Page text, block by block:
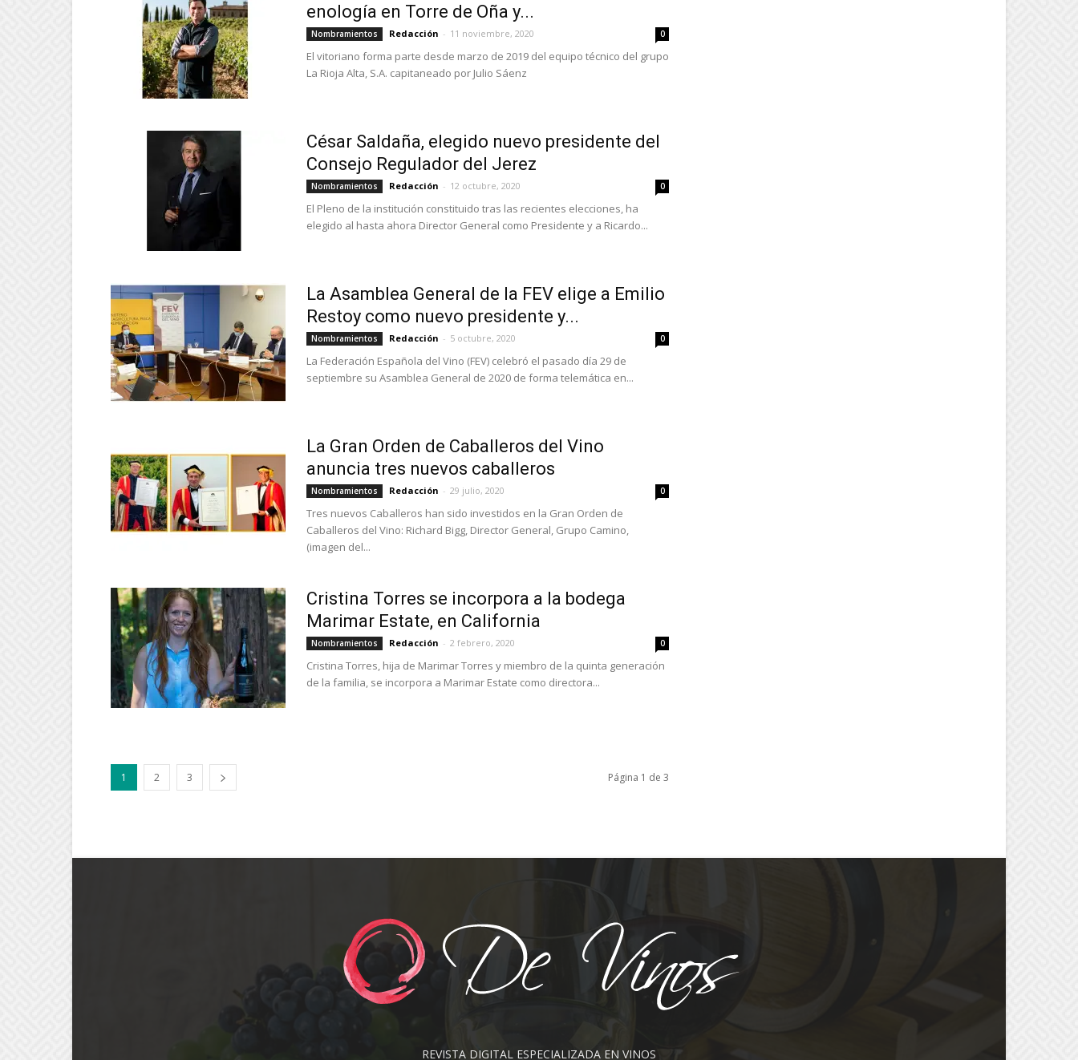
enología en Torre de Oña y...
Nombramientos Redacción - 11 noviembre, 2020 0
El vitoriano forma parte desde marzo de 2019 del equipo técnico del grupo
La Rioja Alta, S.A. capitaneado por Julio Sáenz
César Saldaña, elegido nuevo presidente del
Consejo Regulador del Jerez
Nombramientos Redacción - 12 octubre, 2020 0
El Pleno de la institución constituido tras las recientes elecciones, ha
elegido al hasta ahora Director General como Presidente y a Ricardo...
La Asamblea General de la FEV elige a Emilio
Restoy como nuevo presidente y...
Nombramientos Redacción - 5 octubre, 2020 0
La Federación Española del Vino (FEV) celebró el pasado día 29 de
septiembre su Asamblea General de 2020 de forma telemática en...
La Gran Orden de Caballeros del Vino
anuncia tres nuevos caballeros
Nombramientos Redacción - 29 julio, 2020 0
Tres nuevos Caballeros han sido investidos en la Gran Orden de
Caballeros del Vino: Richard Bigg, Director General, Grupo Camino,
(imagen del...
Cristina Torres se incorpora a la bodega
Marimar Estate, en California
Nombramientos Redacción - 2 febrero, 2020 0
Cristina Torres, hija de Marimar Torres y miembro de la quinta generación
de la familia, se incorpora a Marimar Estate como directora...
1 2 3 Página 1 de 3
REVISTA DIGITAL ESPECIALIZADA EN VINOS